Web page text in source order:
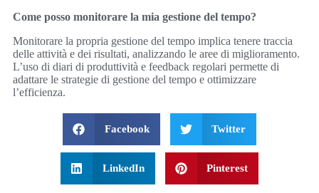
Come posso monitorare la mia gestione del tempo?
Monitorare la propria gestione del tempo implica tenere traccia
delle attività e dei risultati, analizzando le aree di miglioramento.
L’uso di diari di produttività e feedback regolari permette di
adattare le strategie di gestione del tempo e ottimizzare
l’efficienza.
Facebook Twitter
LinkedIn Pinterest